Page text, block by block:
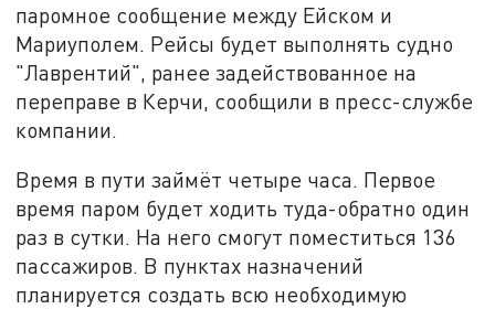
паромное сообщение между Ейском и
Мариуполем. Рейсы будет выполнять судно
"Лаврентий", ранее задействованное на
переправе в Керчи, сообщили в пресс-службе
компании.
Время в пути займёт четыре часа. Первое
время паром будет ходить туда-обратно один
раз в сутки. На него смогут поместиться 136
пассажиров. В пунктах назначений
планируется создать всю необходимую